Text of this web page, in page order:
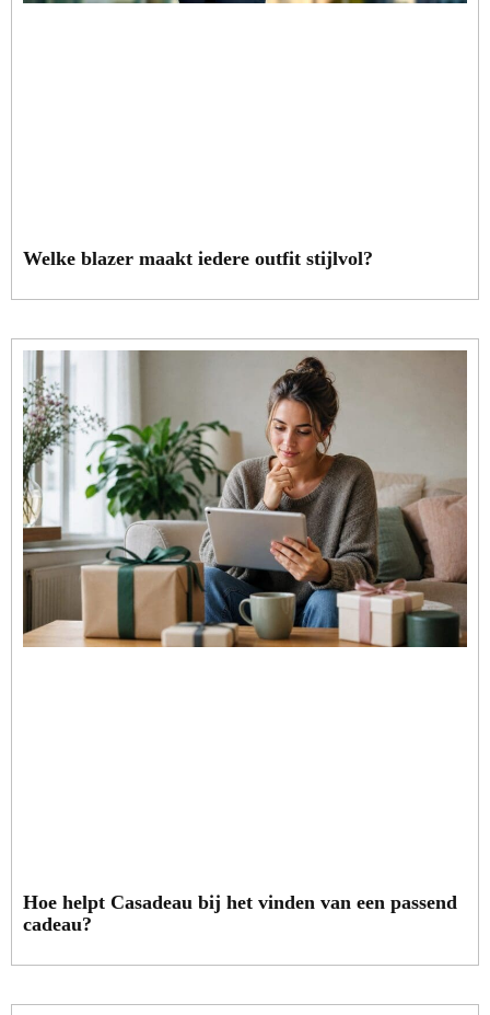
Welke blazer maakt iedere outfit stijlvol?
Hoe helpt Casadeau bij het vinden van een passend
cadeau?